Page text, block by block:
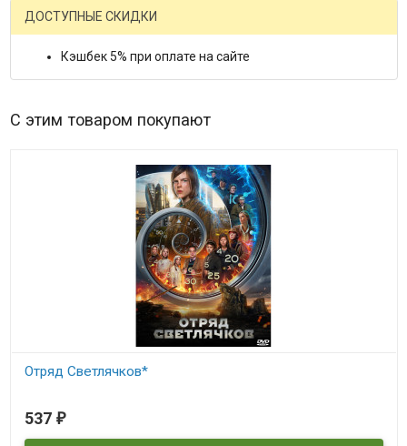
ДОСТУПНЫЕ СКИДКИ
Кэшбек 5% при оплате на сайте
С этим товаром покупают
Отряд Светлячков*
537 ₽